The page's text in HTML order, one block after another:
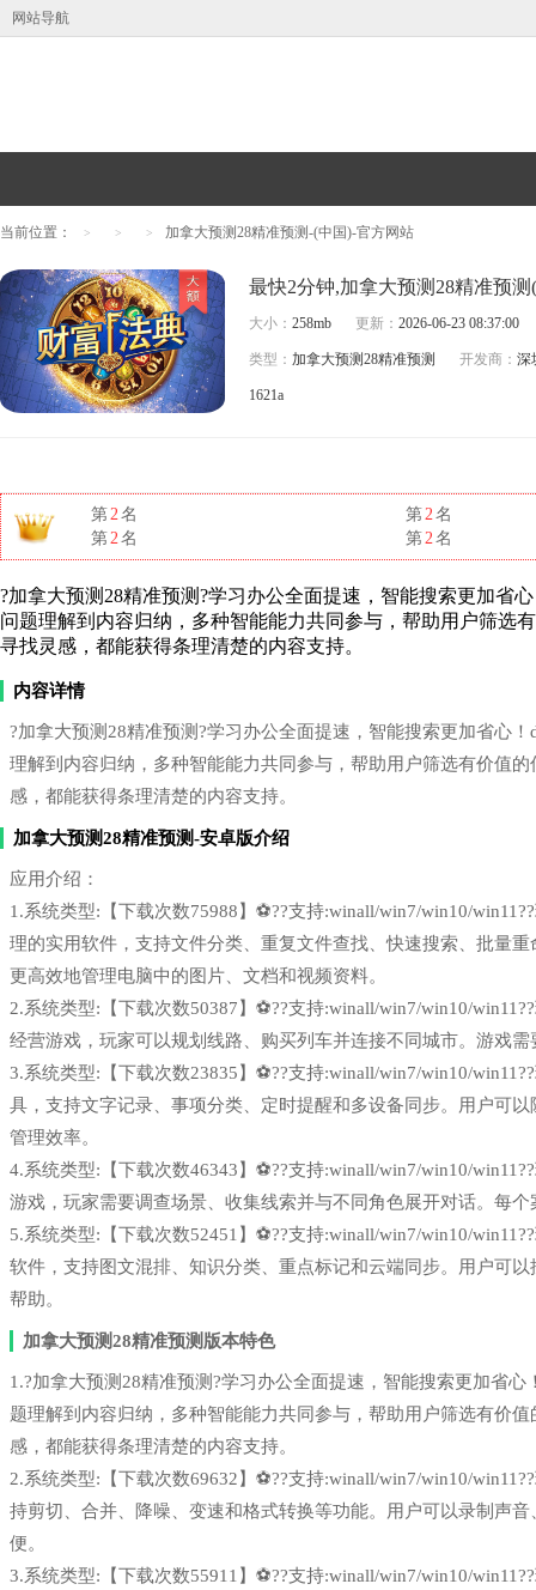
网站导航
当前位置： > > > 加拿大预测28精准预测-(中国)-官方网站
最快2分钟,加拿大预测28精准预
大小：258mb 更新：2026-06-23 08:37:00
类型：加拿大预测28精准预测 开发商：深
1621a
第2名 第2名
第2名 第2名
?加拿大预测28精准预测?学习办公全面提速，智能搜索更加省
问题理解到内容归纳，多种智能能力共同参与，帮助用户筛选
寻找灵感，都能获得条理清楚的内容支持。
内容详情
?加拿大预测28精准预测?学习办公全面提速，智能搜索更加省心
理解到内容归纳，多种智能能力共同参与，帮助用户筛选有价值
感，都能获得条理清楚的内容支持。
加拿大预测28精准预测-安卓版介绍
应用介绍：
1.系统类型:【下载次数75988】⚽??支持:winall/win7/win10/
理的实用软件，支持文件分类、重复文件查找、快速搜索、批量
更高效地管理电脑中的图片、文档和视频资料。
2.系统类型:【下载次数50387】⚽??支持:winall/win7/win10/
经营游戏，玩家可以规划线路、购买列车并连接不同城市。游戏
3.系统类型:【下载次数23835】⚽??支持:winall/win7/win10/
具，支持文字记录、事项分类、定时提醒和多设备同步。用户可
管理效率。
4.系统类型:【下载次数46343】⚽??支持:winall/win7/win10/
游戏，玩家需要调查场景、收集线索并与不同角色展开对话。每
5.系统类型:【下载次数52451】⚽??支持:winall/win7/win10/
软件，支持图文混排、知识分类、重点标记和云端同步。用户可
帮助。
加拿大预测28精准预测版本特色
1.?加拿大预测28精准预测?学习办公全面提速，智能搜索更加省
题理解到内容归纳，多种智能能力共同参与，帮助用户筛选有价
感，都能获得条理清楚的内容支持。
2.系统类型:【下载次数69632】⚽??支持:winall/win7/win10/
持剪切、合并、降噪、变速和格式转换等功能。用户可以录制声
便。
3.系统类型:【下载次数55911】⚽??支持:winall/win7/win10/